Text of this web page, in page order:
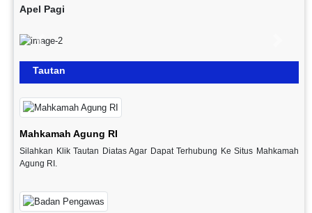
Apel Pagi
Previous
Tautan
Mahkamah Agung RI
Silahkan Klik Tautan Diatas Agar Dapat Terhubung Ke Situs Mahkamah
Agung RI.